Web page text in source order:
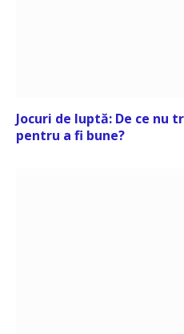
Jocuri de luptă: De ce nu
pentru a fi bune?